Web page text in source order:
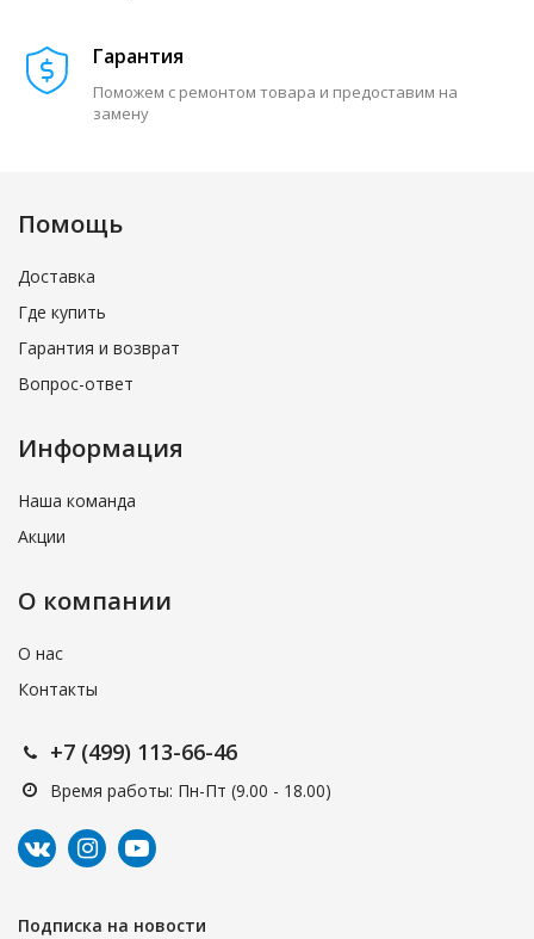
Гарантия
Поможем с ремонтом товара и предоставим на
замену
Помощь
Доставка
Где купить
Гарантия и возврат
Вопрос-ответ
Информация
Наша команда
Акции
О компании
О нас
Контакты
+7 (499) 113-66-46
Время работы: Пн-Пт (9.00 - 18.00)
Подписка на новости